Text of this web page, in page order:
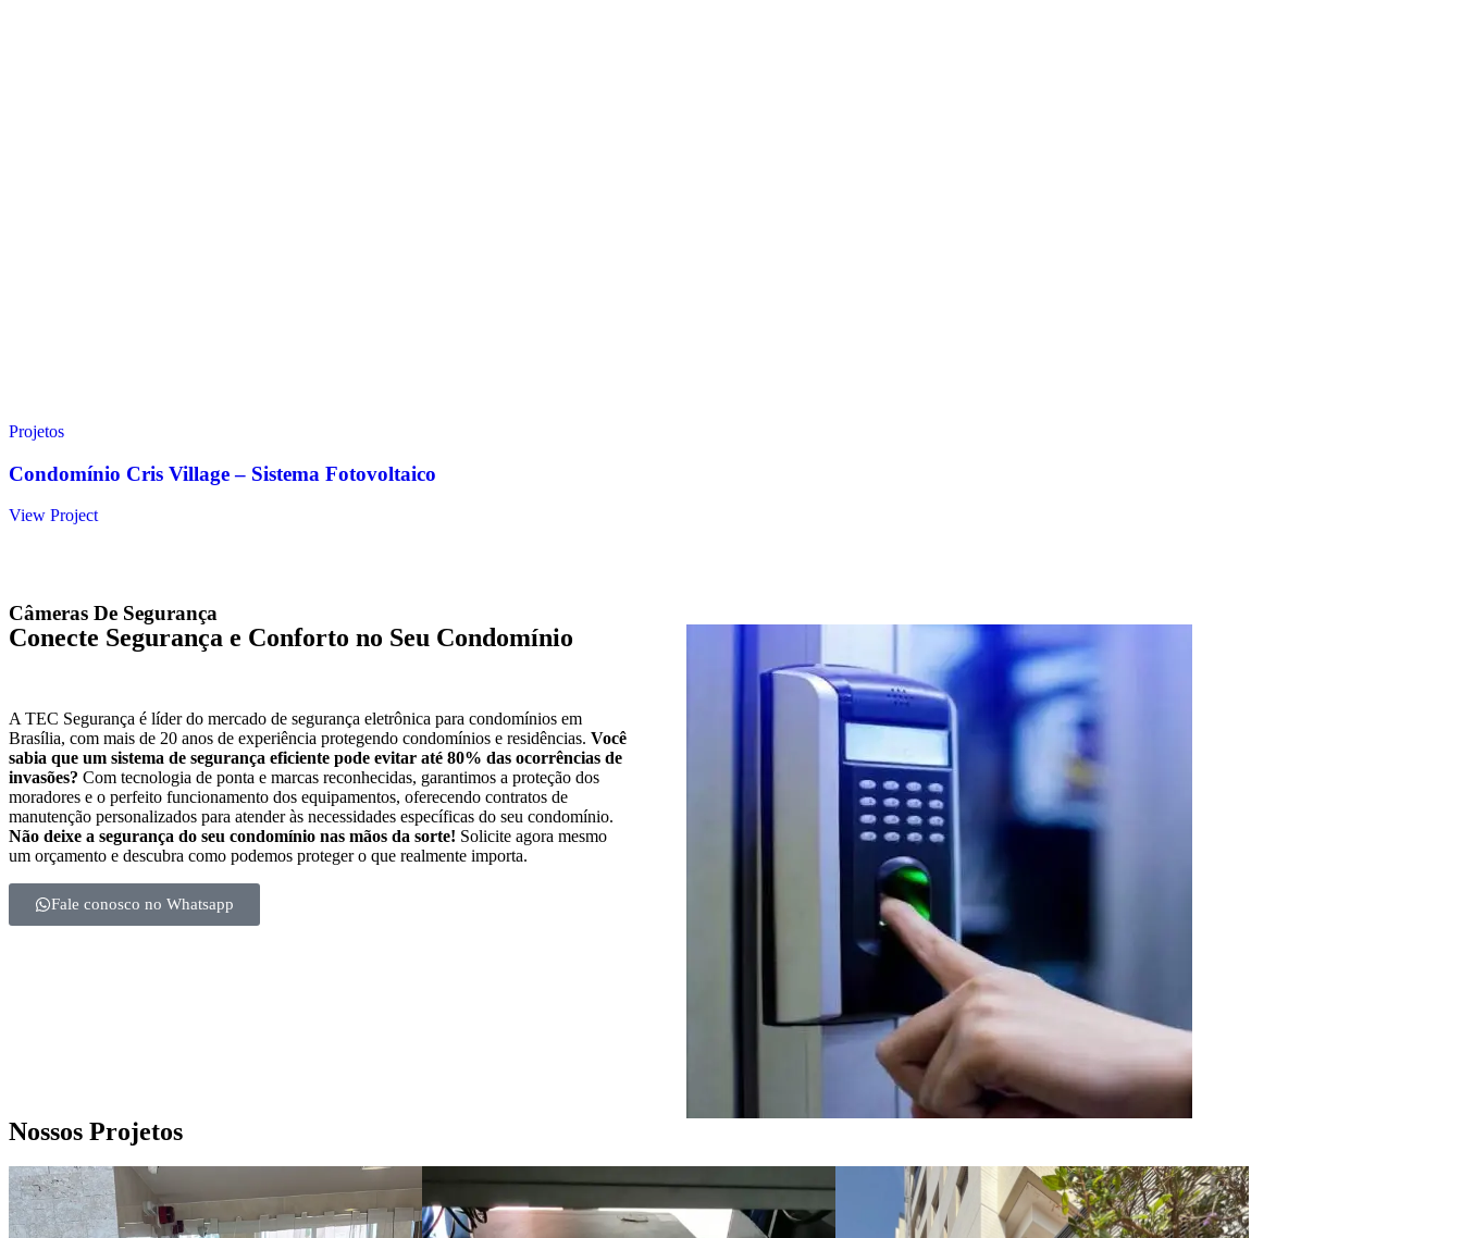
Projetos
Condomínio Cris Village – Sistema Fotovoltaico
View Project
Câmeras De Segurança
Conecte Segurança e Conforto no Seu Condomínio
A TEC Segurança é líder do mercado de segurança eletrônica para condomínios em
Brasília, com mais de 20 anos de experiência protegendo condomínios e residências. Você
sabia que um sistema de segurança eficiente pode evitar até 80% das ocorrências de
invasões? Com tecnologia de ponta e marcas reconhecidas, garantimos a proteção dos
moradores e o perfeito funcionamento dos equipamentos, oferecendo contratos de
manutenção personalizados para atender às necessidades específicas do seu condomínio.
Não deixe a segurança do seu condomínio nas mãos da sorte! Solicite agora mesmo
um orçamento e descubra como podemos proteger o que realmente importa.
Fale conosco no Whatsapp
Nossos Projetos